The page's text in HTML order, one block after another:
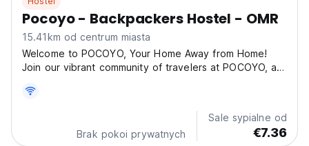
Pocoyo - Backpackers Hostel - OMR
15.41km od centrum miasta
Welcome to POCOYO, Your Home Away from Home!
Join our vibrant community of travelers at POCOYO, a
explorers, adventurers, and anyone looking for a chill
vibe. Our hostel is designed to provide a
Brak pokoi prywatnych
Sale sypialne od
€7.36